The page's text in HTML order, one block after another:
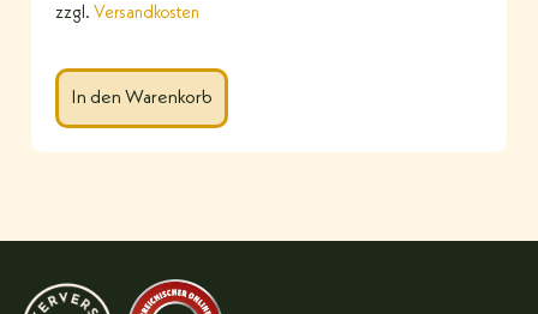
zzgl. Versandkosten
In den Warenkorb